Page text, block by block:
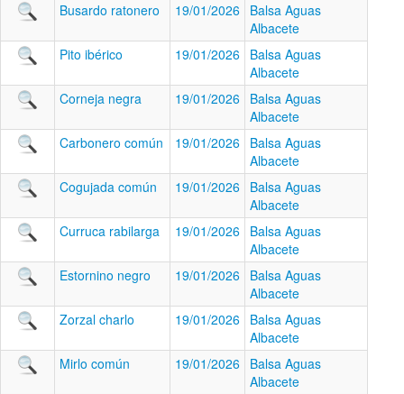
Busardo ratonero
19/01/2026 Balsa Aguas
Albacete
Pito ibérico
19/01/2026 Balsa Aguas
Albacete
Corneja negra
19/01/2026 Balsa Aguas
Albacete
Carbonero común
19/01/2026 Balsa Aguas
Albacete
Cogujada común
19/01/2026 Balsa Aguas
Albacete
Curruca rabilarga
19/01/2026 Balsa Aguas
Albacete
Estornino negro
19/01/2026 Balsa Aguas
Albacete
Zorzal charlo
19/01/2026 Balsa Aguas
Albacete
Mirlo común
19/01/2026 Balsa Aguas
Albacete